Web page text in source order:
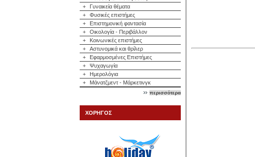
+
Γυναικεία θέματα
+
Φυσικές επιστήμες
+
Επιστημονική φαντασία
+
Οικολογία - Περιβάλλον
+
Κοινωνικές επιστήμες
+
Αστυνομικά και θρίλερ
+
Εφαρμοσμένες Επιστήμες
+
Ψυχαγωγία
+
Ημερολόγια
+
Μάνατζμεντ - Μάρκετινγκ
περισσότερα
ΧΟΡΗΓΟΣ